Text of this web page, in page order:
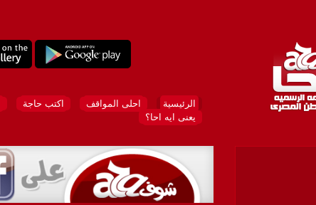
الرئيسية احلى المواقف اكتب حاجة
يعنى ايه احا؟